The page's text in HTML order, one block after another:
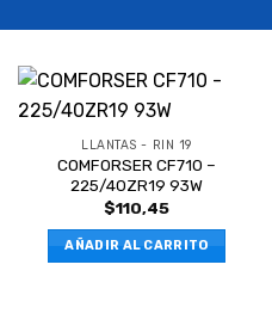
LLANTAS - RIN 19
COMFORSER CF710 –
225/40ZR19 93W
$110,45
AÑADIR AL CARRITO